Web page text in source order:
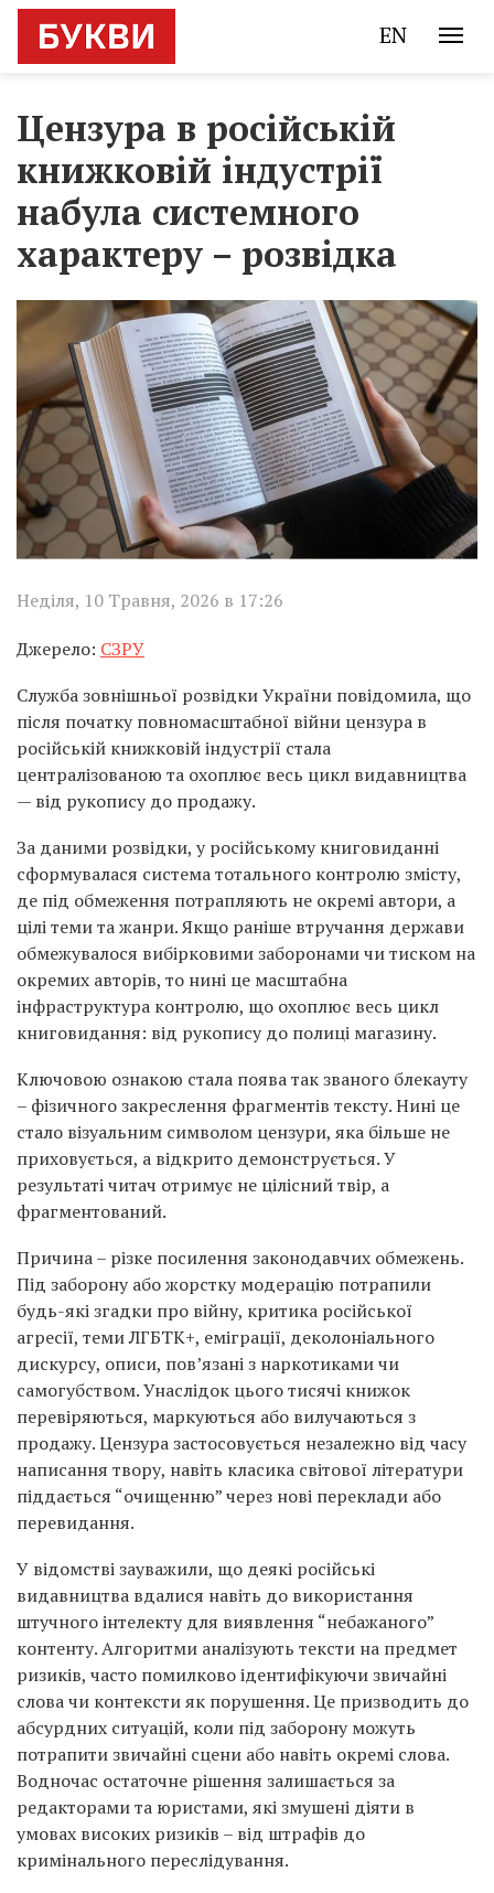
EN
Цензура в російській
книжковій індустрії
набула системного
характеру – розвідка
Неділя, 10 Травня, 2026 в 17:26
Джерело: СЗРУ
Служба зовнішньої розвідки України повідомила, що
після початку повномасштабної війни цензура в
російській книжковій індустрії стала
централізованою та охоплює весь цикл видавництва
— від рукопису до продажу.
За даними розвідки, у російському книговиданні
сформувалася система тотального контролю змісту,
де під обмеження потрапляють не окремі автори, а
цілі теми та жанри. Якщо раніше втручання держави
обмежувалося вибірковими заборонами чи тиском на
окремих авторів, то нині це масштабна
інфраструктура контролю, що охоплює весь цикл
книговидання: від рукопису до полиці магазину.
Ключовою ознакою стала поява так званого блекауту
– фізичного закреслення фрагментів тексту. Нині це
стало візуальним символом цензури, яка більше не
приховується, а відкрито демонструється. У
результаті читач отримує не цілісний твір, а
фрагментований.
Причина – різке посилення законодавчих обмежень.
Під заборону або жорстку модерацію потрапили
будь-які згадки про війну, критика російської
агресії, теми ЛГБТК+, еміграції, деколоніального
дискурсу, описи, пов’язані з наркотиками чи
самогубством. Унаслідок цього тисячі книжок
перевіряються, маркуються або вилучаються з
продажу. Цензура застосовується незалежно від часу
написання твору, навіть класика світової літератури
піддається “очищенню” через нові переклади або
перевидання.
У відомстві зауважили, що деякі російські
видавництва вдалися навіть до використання
штучного інтелекту для виявлення “небажаного”
контенту. Алгоритми аналізують тексти на предмет
ризиків, часто помилково ідентифікуючи звичайні
слова чи контексти як порушення. Це призводить до
абсурдних ситуацій, коли під заборону можуть
потрапити звичайні сцени або навіть окремі слова.
Водночас остаточне рішення залишається за
редакторами та юристами, які змушені діяти в
умовах високих ризиків – від штрафів до
кримінального переслідування.